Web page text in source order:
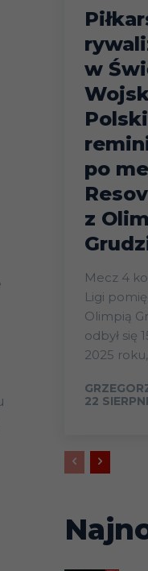
w
po
z
Mecz 4
Ligi
Olimpią
odbył się
2025
22